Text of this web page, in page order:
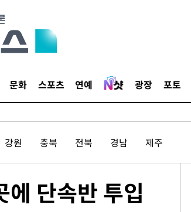
문화 스포츠 연예 광장 포토
강원 충북 전북 경남 제주
단속반 투입